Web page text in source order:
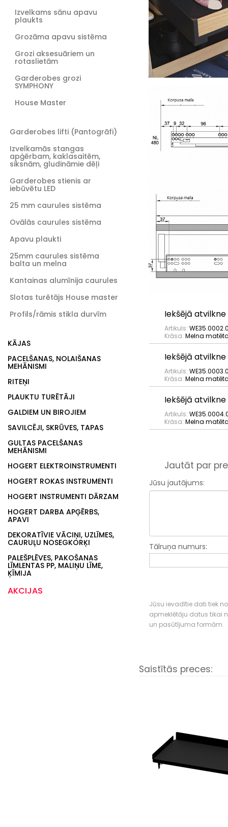
Izvelkams sānu apavu
plaukts
Grozāma apavu sistēma
Grozi aksesuāriem un
rotaslietām
Garderobes grozi
SYMPHONY
House Master
Garderobes lifti (Pantogrāfi)
Izvelkamās stangas
apģērbam, kaklasaitēm,
siksnām, gludināmie dēļi
Garderobes stienis ar
iebūvētu LED
25 mm caurules sistēma
Ovālās caurules sistēma
Apavu plaukti
25mm caurules sistēma
balta un melna
Kantainas alumīnija caurules
Slotas turētājs House master
Profils/rāmis stikla durvīm
KĀJAS
PACELŠANAS, NOLAIŠANAS
MEHĀNISMI
RITEŅI
PLAUKTU TURĒTĀJI
GALDIEM UN BIROJIEM
SAVILCĒJI, SKRŪVES, TAPAS
GULTAS PACELŠANAS
MEHĀNISMI
HOGERT ELEKTROINSTRUMENTI
HOGERT ROKAS INSTRUMENTI
HOGERT INSTRUMENTI DĀRZAM
HOGERT DARBA APĢĒRBS,
APAVI
DEKORATĪVIE VĀCIŅI, UZLĪMES,
CAURUĻU NOSEGKORĶI
PALEŠPLĒVES, PAKOŠANAS
LĪMLENTAS PP, MALIŅU LĪME,
ĶĪMIJA
AKCIJAS
Iekšējā
Artikuls:
Krāsa: Melna
Iekšējā
Artikuls:
Krāsa: Melna
Iekšējā
Artikuls:
Krāsa: Melna
Jautāt par
Jūsu jautājums:
Tālruņa numurs:
Jūsu ievadītie dati tiek
apmeklētāju datus tikai
un pasūtījuma formām.
Saistītās preces: